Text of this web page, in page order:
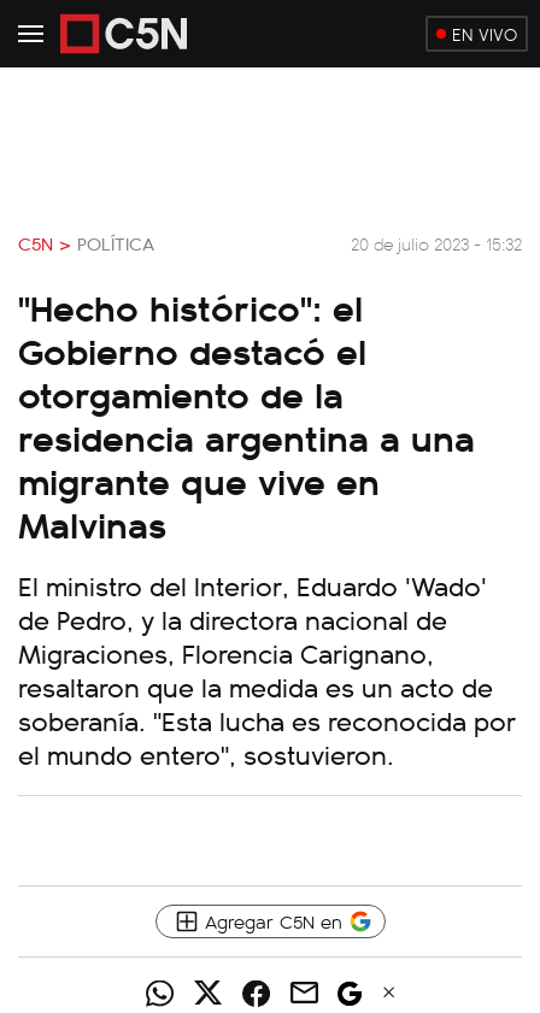
EN VIVO
C5N > POLÍTICA 20 de julio 2023 - 15:32
"Hecho histórico": el
Gobierno destacó el
otorgamiento de la
residencia argentina a una
migrante que vive en
Malvinas
El ministro del Interior, Eduardo 'Wado'
de Pedro, y la directora nacional de
Migraciones, Florencia Carignano,
resaltaron que la medida es un acto de
soberanía. "Esta lucha es reconocida por
el mundo entero", sostuvieron.
Agregar C5N en